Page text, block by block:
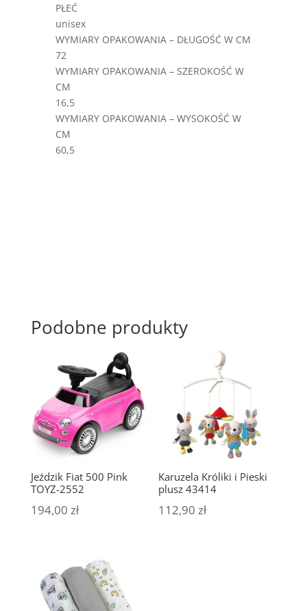
PŁEĆ
unisex
WYMIARY OPAKOWANIA – DŁUGOŚĆ W CM
72
WYMIARY OPAKOWANIA – SZEROKOŚĆ W
CM
16,5
WYMIARY OPAKOWANIA – WYSOKOŚĆ W
CM
60,5
Podobne produkty
Jeździk Fiat 500 Pink
TOYZ-2552
194,00 zł
Karuzela Króliki i Pieski
plusz 43414
112,90zł